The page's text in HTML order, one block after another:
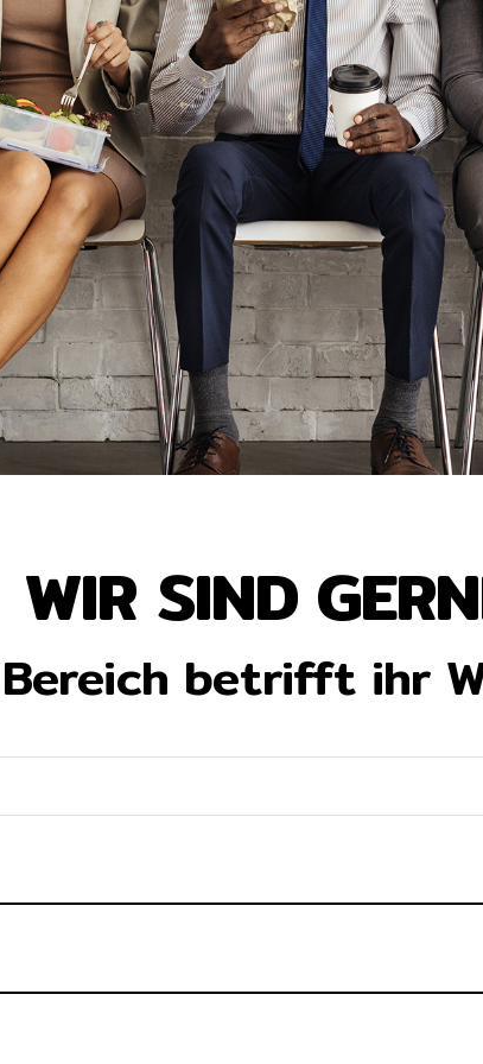
WIR SIND
betrifft ihr